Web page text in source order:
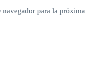
para la